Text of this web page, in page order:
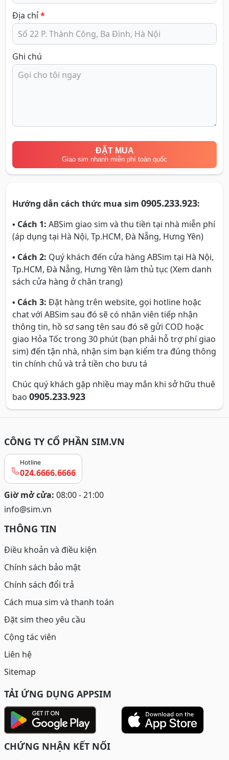
Địa chỉ*
Ghi chú
ĐẶT MUA
Giao sim nhanh miễn phí toàn quốc
Hướng dẫn cách thức mua sim 0905.233.923:
▪ Cách 1: ABSim giao sim và thu tiền tại nhà miễn phí
(áp dụng tại Hà Nội, Tp.HCM, Đà Nẵng, Hưng Yên)
▪ Cách 2: Quý khách đến cửa hàng ABSim tại Hà Nội,
Tp.HCM, Đà Nẵng, Hưng Yên làm thủ tục (Xem danh
sách cửa hàng ở chân trang)
▪ Cách 3: Đặt hàng trên website, gọi hotline hoặc
chat với ABSim sau đó sẽ có nhân viên tiếp nhận
thông tin, hồ sơ sang tên sau đó sẽ gửi COD hoặc
giao Hỏa Tốc trong 30 phút (bạn phải hỗ trợ phí giao
sim) đến tận nhà, nhận sim bạn kiểm tra đúng thông
tin chính chủ và trả tiền cho bưu tá
Chúc quý khách gặp nhiều may mắn khi sở hữu thuê
bao 0905.233.923
CÔNG TY CỔ PHẦN SIM.VN
Hotline
024.6666.6666
Giờ mở cửa: 08:00 - 21:00
info@sim.vn
THÔNG TIN
Điều khoản và điều kiện
Chính sách bảo mật
Chính sách đổi trả
Cách mua sim và thanh toán
Đặt sim theo yêu cầu
Cộng tác viên
Liên hệ
Sitemap
TẢI ỨNG DỤNG APPSIM
CHỨNG NHẬN KẾT NỐI